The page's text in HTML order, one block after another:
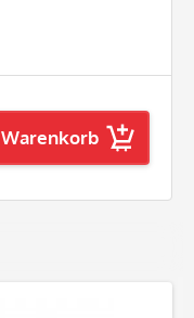
Warenkorb